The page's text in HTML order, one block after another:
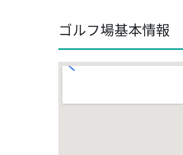
ゴルフ場基本情報